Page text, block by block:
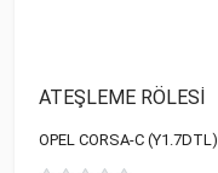
ATEŞLEME RÖLESİ
OPEL CORSA-C (Y1.7DTL)